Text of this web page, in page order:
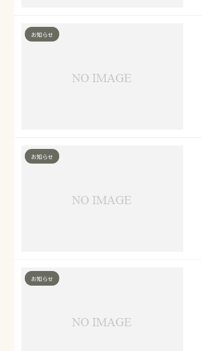
お知らせ
お知らせ
お知らせ